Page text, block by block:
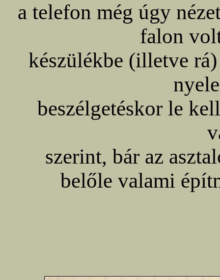
a telefon még úgy
falon
készülékbe (illetve
beszélgetéskor le
szerint, bár az
belőle valami